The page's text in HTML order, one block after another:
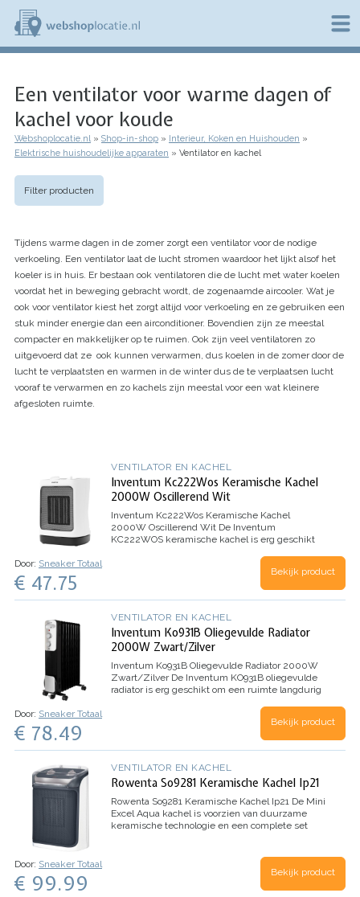
Overslaan
naar
de
b
s
h
p
l
o
a
e
.
n
l
Een ventilator voor warme dagen of
kachel voor koude
Kruimelpad
Webshoplocatie.nl Shop-in-shop
Interieur, Koken en Huishouden
Elektrische huishoudelijke apparaten
Ventilator en kachel
Filter producten
Tijdens warme dagen in de zomer zorgt een ventilator voor de nodige
verkoeling. Een ventilator laat de lucht stromen waardoor het lijkt alsof het
koeler is in huis. Er bestaan ook ventilatoren die de lucht met water koelen
voordat het in beweging gebracht wordt, de zogenaamde aircooler. Wat je
ook voor ventilator kiest het zorgt altijd voor verkoeling en ze gebruiken een
stuk minder energie dan een airconditioner. Bovendien zijn ze meestal
compacter en makkelijker op te ruimen. Ook zijn veel ventilatoren zo
uitgevoerd dat ze ook kunnen verwarmen, dus koelen in de zomer door de
lucht te verplaatsten en warmen in de winter dus de te verplaatsen lucht
vooraf te verwarmen en zo kachels zijn meestal voor een wat kleinere
afgesloten ruimte.
VENTILATOR EN KACHEL
Inventum Kc222Wos Keramische Kachel
2000W Oscillerend Wit
Inventum Kc222Wos Keramische Kachel
2000W Oscillerend Wit De Inventum
KC222WOS keramische kachel is erg geschikt
ruimtes. Hij heeft 2 warmtestanden en 2
oscillatiestanden voor een groot bereik. De
Door: Sneaker Totaal
€ 47.75 Bekijk product
VENTILATOR EN KACHEL
Inventum Ko931B Oliegevulde Radiator
2000W Zwart/Zilver
Inventum Ko931B Oliegevulde Radiator 2000W
Zwart/ZilverDe Inventum KO931B oliegevulde
radiator is erg geschikt om een ruimte langdurig
ribben en 3 warmtestanden. Hij werkt nagenoeg
Door: Sneaker Totaal
€ 78.49 Bekijk product
VENTILATOR EN KACHEL
Rowenta So9281 Keramische Kachel Ip21
Rowenta So9281 Keramische Kachel Ip21 De Mini
Excel Aqua kachel is voorzien van duurzame
keramische technologie en een complete set
Door: Sneaker Totaal
€ 99.99 Bekijk product